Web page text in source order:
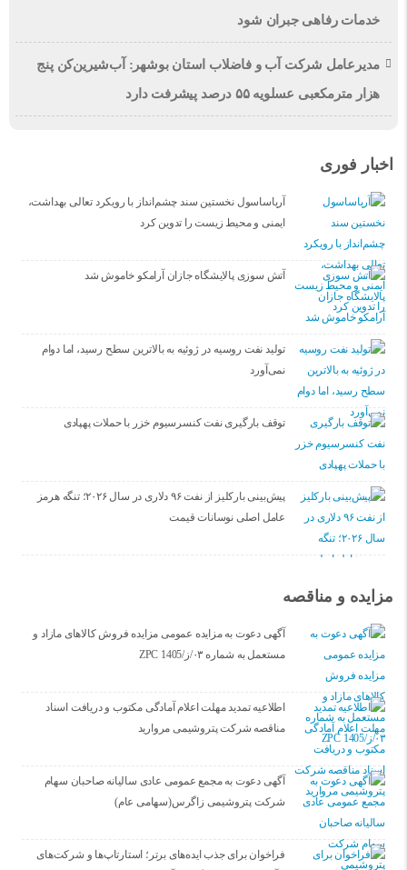
خدمات رفاهی جبران شود
مدیرعامل شرکت آب و فاضلاب استان بوشهر: آب‌شیرین‌کن پنج
هزار مترمکعبی عسلویه ۵۵ درصد پیشرفت دارد
اخبار فوری
آریاساسول نخستین سند چشم‌انداز با رویکرد تعالی بهداشت،
ایمنی و محیط زیست را تدوین کرد
آتش‌ سوزی پالایشگاه جازان آرامکو خاموش شد
تولید نفت روسیه در ژوئیه به بالاترین سطح رسید، اما دوام
نمی‌آورد
توقف بارگیری نفت کنسرسیوم خزر با حملات پهپادی
پیش‌بینی بارکلیز از نفت ۹۶ دلاری در سال ۲۰۲۶؛ تنگه هرمز
عامل اصلی نوسانات قیمت
مزایده و مناقصه
آگهی دعوت به مزایده عمومی مزایده فروش کالاهای مازاد و
مستعمل به شماره ۰۳/ز/ZPC 1405
اطلاعیه تمدید مهلت اعلام آمادگی مکتوب و دریافت اسناد
مناقصه شرکت پتروشیمی مروارید
آگهی دعوت به مجمع عمومی عادی سالیانه صاحبان سهام
شرکت پتروشیمی زاگرس(سهامی عام)
فراخوان برای جذب ایده‌های برتر؛ استارتاپ‌ها و شرکت‌های